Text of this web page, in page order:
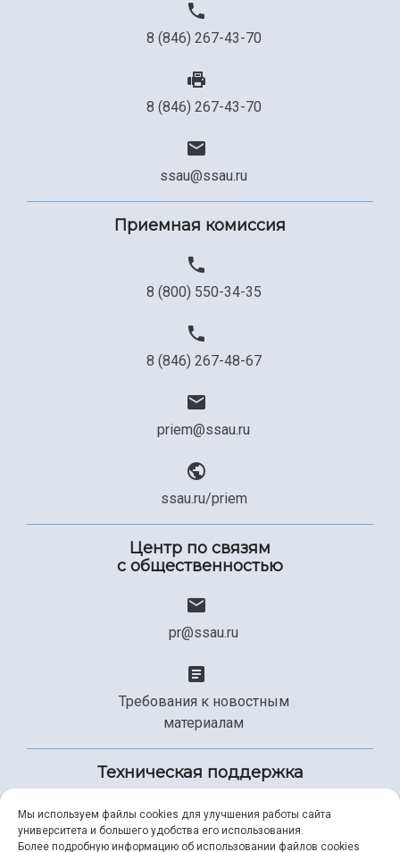
8 (846) 267-43-70
8 (846) 267-43-70
ssau@ssau.ru
Приемная комиссия
8 (800) 550-34-35
8 (846) 267-48-67
priem@ssau.ru
ssau.ru/priem
Центр по связям
с общественностью
pr@ssau.ru
Требования к новостным
материалам
Техническая поддержка
+7 (846) 267-49-99
Мы используем файлы cookies для улучшения работы сайта
университета и большего удобства его использования.
Более подробную информацию об использовании файлов cookies